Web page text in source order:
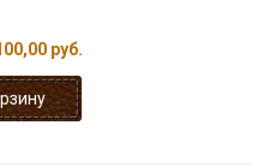
руб.